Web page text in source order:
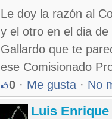
Le doy la razón al
y el otro en el dia
Gallardo que te
ese Comisionado
0 · Me gusta · No
Luis Enrique